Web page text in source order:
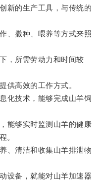
的生产工具，与传统的
撒种、喂养等方式来照
所需劳动力和时间较
高效的工作方式。
技术，能够完成山羊饲
够实时监测山羊的健康
。
清洁和收集山羊排泄物
备，就能对山羊加速器